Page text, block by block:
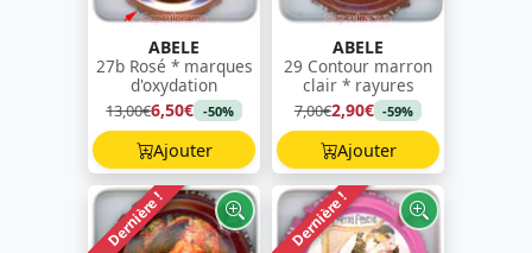
ABELE
27b Rosé * marques
d'oxydation
13,00€6,50€ -50%
Ajouter
ABELE
29 Contour marron
clair * rayures
7,00€2,90€ -59%
Ajouter
Dernière ! Dernière !